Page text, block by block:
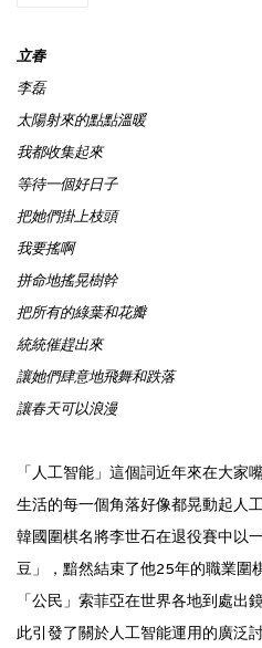
立春
李磊
太陽射來的點點溫暖
我都收集起來
等待一個好日子
把她們掛上枝頭
我要搖啊
拼命地搖晃樹幹
把所有的綠葉和花瓣
統統催趕出來
讓她們肆意地飛舞和跌落
讓春天可以浪漫
「人工智能」這個詞近年來在大家
生活的每一個角落好像都晃動起人
韓國圍棋名將李世石在退役賽中以
豆」，黯然結束了他25年的職業圍
「公民」索菲亞在世界各地到處出
此引發了關於人工智能運用的廣泛